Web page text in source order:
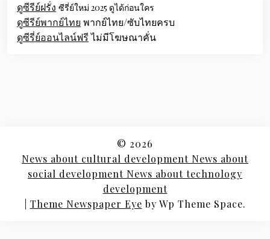
ดูซีรีย์ฝรั่ง ซีรี่ย์ใหม่ 2025 ดูได้ก่อนใคร
ดูซีรีย์พากย์ไทย พากย์ไทย/ซับไทยครบ
ดูซีรี่ย์ออนไลน์ฟรีไม่มีโฆษณาคั่น
© 2026
News about cultural development News about
social development News about technology
development
Theme Newspaper Eye by Wp Theme Space.